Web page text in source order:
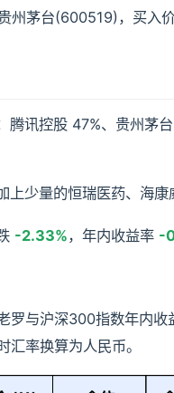
州茅台(600519)，买入
腾讯控股 47%、贵州茅
上少量的恒瑞医药、海
-2.33% ，年内收益率 -
罗与沪深300指数年内收
汇率换算为人民币。